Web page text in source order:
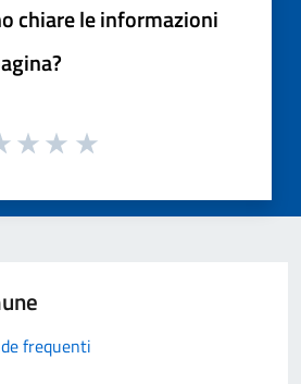
chiare le informazioni
frequenti